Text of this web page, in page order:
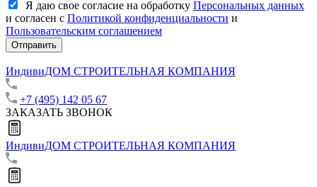
Я даю свое согласие на обработку Персональных данных
и согласен с Политикой конфиденциальности и
Пользовательским соглашением
Отправить
ИндивиДОМ СТРОИТЕЛЬНАЯ КОМПАНИЯ
+7 (495) 142 05 67
ЗАКАЗАТЬ ЗВОНОК
ИндивиДОМ СТРОИТЕЛЬНАЯ КОМПАНИЯ